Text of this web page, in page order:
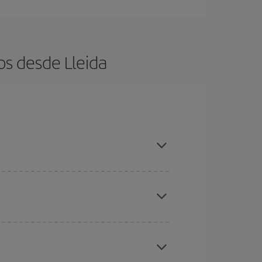
desde Lleida
el vuelo más barato.